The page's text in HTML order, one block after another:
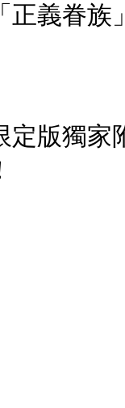
義眷族
獨家附